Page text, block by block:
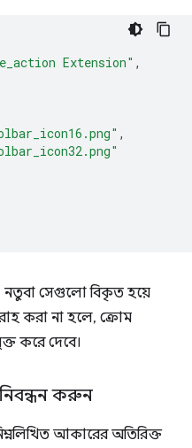
Extension" ,
,
নতুবা সেগুলো বিকৃত হয়ে
করা না হলে, ক্রোম
করে দেবে।
করুন
আকারের অতিরিক্ত